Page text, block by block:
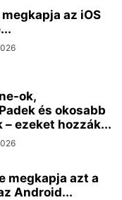
az iOS
ok,
és okosabb
ezeket hozzák...
megkapja azt a
Android...